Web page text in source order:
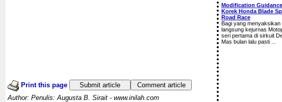
Print this page Submit article
Comment article
Author: Penulis: Augusta B. Sirait - www.inilah.com
Modification
Korek Honda Blade
Road Race
Bagi yang menyaksikan
langsung kejurnas
seri pertama di sirkuit
Mas bulan lalu pasti ...